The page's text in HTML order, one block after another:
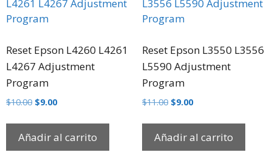
Reset Epson L4260 L4261
L4267 Adjustment
Program
$10.00 $9.00
Añadir al carrito
Reset Epson L3550 L3556
L5590 Adjustment
Program
$11.00 $9.00
Añadir al carrito